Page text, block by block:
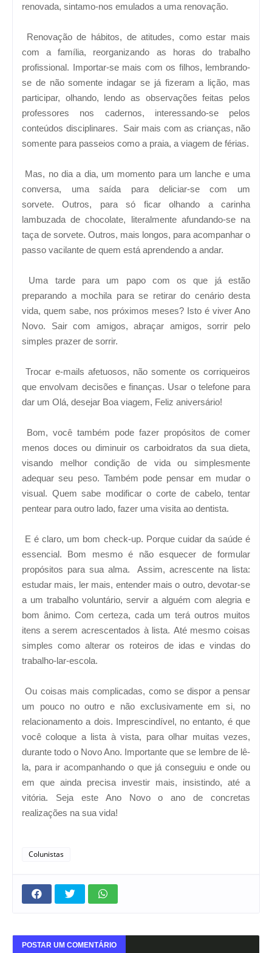
renovada, sintamo-nos emulados a uma renovação.
Renovação de hábitos, de atitudes, como estar mais
com a família, reorganizando as horas do trabalho
profissional. Importar-se mais com os filhos, lembrando-
se de não somente indagar se já fizeram a lição, mas
participar, olhando, lendo as observações feitas pelos
professores nos cadernos, interessando-se pelos
conteúdos disciplinares.
Sair mais com as crianças, não
somente para passeios como a praia, a viagem de férias.
Mas, no dia a dia, um momento para um lanche e uma
conversa, uma saída para deliciar-se com um
sorvete.Outros, para só ficar olhando a carinha
lambuzada de chocolate, literalmente afundando-se na
taça de sorvete. Outros, mais longos, para acompanhar o
passo vacilante de quem está aprendendo a andar.
Uma tarde para um papo com os que já estão
preparando a mochila para se retirar do cenário desta
vida, quem sabe, nos próximos meses? Isto é viver Ano
Novo. Sair com amigos, abraçar amigos, sorrir pelo
simples prazer de sorrir.
Trocar e-mails afetuosos, não somente os corriqueiros
que envolvam decisões e finanças. Usar o telefone para
dar um Olá, desejar Boa viagem, Feliz aniversário!
Bom, você também pode fazer propósitos de comer
menos doces ou diminuir os carboidratos da sua dieta,
visando melhor condição de vida ou simplesmente
adequar seu peso. Também pode pensar em mudar o
visual. Quem sabe modificar o corte de cabelo, tentar
pentear para outro lado, fazer uma visita ao dentista.
E é claro, um bom check-up. Porque cuidar da saúde é
essencial. Bom mesmo é não esquecer de formular
propósitos para sua alma. Assim, acrescente na lista:
estudar mais, ler mais, entender mais o outro, devotar-se
a um trabalho voluntário, servir a alguém com alegria e
bom ânimo. Com certeza, cada um terá outros muitos
itens a serem acrescentados à lista. Até mesmo coisas
simples como alterar os roteiros de idas e vindas do
trabalho-lar-escola.
Ou coisas mais complicadas, como se dispor a pensar
um pouco no outro e não exclusivamente em si, no
relacionamento a dois. Imprescindível, no entanto, é que
você coloque a lista à vista, para olhar muitas vezes,
durante todo o Novo Ano. Importante que se lembre de lê-
la, para ir acompanhando o que já conseguiu e onde ou
em que ainda precisa investir mais, insistindo, até a
vitória. Seja este Ano Novo o ano de concretas
realizações na sua vida!
Colunistas
POSTAR UM COMENTÁRIO